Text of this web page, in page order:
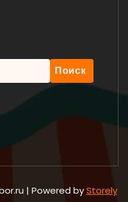
| Powered byStorely